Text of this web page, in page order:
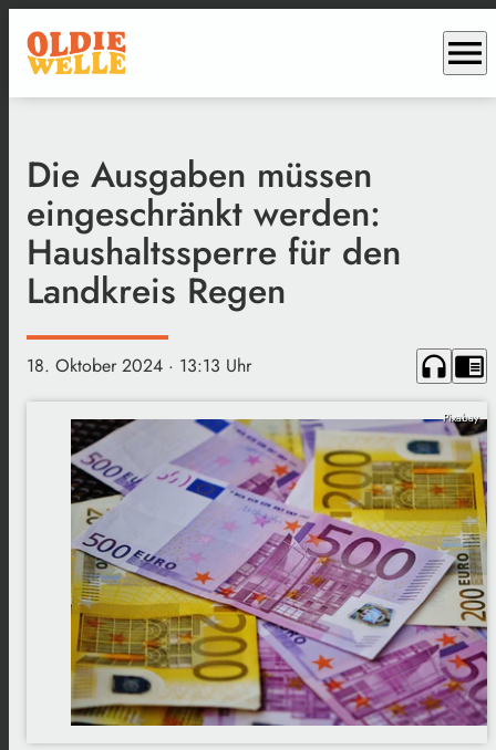
menu
Die Ausgaben müssen
eingeschränkt werden:
Haushaltssperre für den
Landkreis Regen
18. Oktober 2024 · 13:13 Uhr headphones chrome_reader_mode
Pixabay